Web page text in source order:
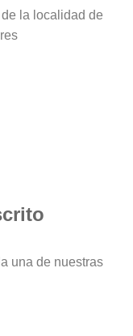
la localidad de
una de nuestras